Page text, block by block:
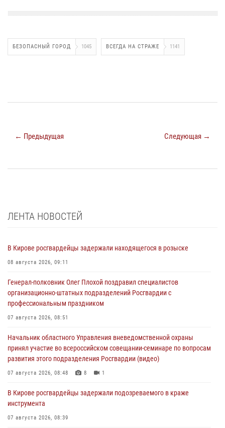
БЕЗОПАСНЫЙ ГОРОД 1045 ВСЕГДА НА СТРАЖЕ 1141
← Предыдущая Следующая →
ЛЕНТА НОВОСТЕЙ
В Кирове росгвардейцы задержали находящегося в розыске
08 августа 2026, 09:11
Генерал-полковник Олег Плохой поздравил специалистов
организационно-штатных подразделений Росгвардии с
профессиональным праздником
07 августа 2026, 08:51
Начальник областного Управления вневедомственной охраны
принял участие во всероссийском совещании-семинаре по вопросам
развития этого подразделения Росгвардии (видео)
07 августа 2026, 08:48 8 1
В Кирове росгвардейцы задержали подозреваемого в краже
инструмента
07 августа 2026, 08:39